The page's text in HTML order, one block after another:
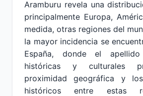
Aramburu revela una
principalmente Europa,
medida, otras regiones del
la mayor incidencia se
España, donde el
históricas y culturales
proximidad geográfica y
históricos entre estas